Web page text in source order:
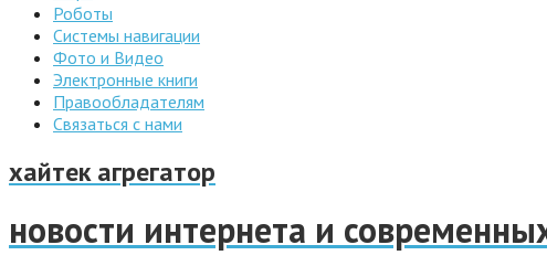
Роботы
Системы навигации
Фото и Видео
Электронные книги
Правообладателям
Связаться с нами
хайтек агрегатор
новости интернета и